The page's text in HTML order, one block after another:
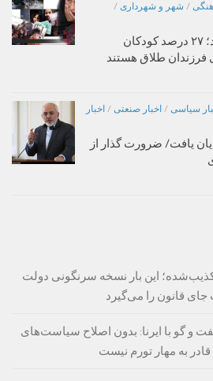
/ شهر و شهرداری /
در گفت‌وگو با ایرنا اعلام شد؛ ۲۷ درصد کودکان
طلاق هستند
سیاسی / اخبار صنعتی / اخبار
یافت/ ضرورت گذار از
این بار نسخه سرنگونی دولت
جای قانون را می‌گیرد
و گو با ایرنا: بدون اصلاح سیاست‌های
به مهار تورم نیست